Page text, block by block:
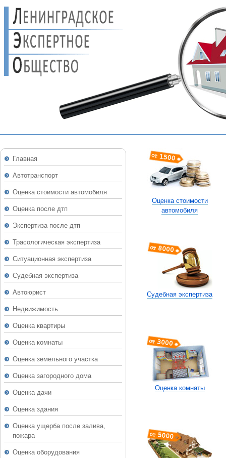
Главная
Автотранспорт
Оценка стоимости автомобиля
Оценка после дтп
Экспертиза после дтп
Трасологическая экспертиза
Ситуационная экспертиза
Судебная экспертиза
Автоюрист
Недвижимость
Оценка квартиры
Оценка комнаты
Оценка земельного участка
Оценка загородного дома
Оценка дачи
Оценка здания
Оценка ущерба после залива,
пожара
Оценка оборудования
Оценка стоимости
автомобиля
Судебная экспертиза
Оценка комнаты